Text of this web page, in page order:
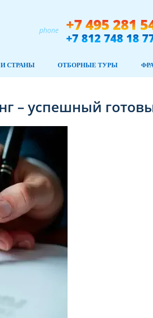
phone +7 495 281
+7 812 748 18
СТРАНЫ ОТБОРНЫЕ ТУРЫ
– успешный